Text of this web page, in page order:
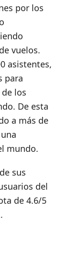
por los
vuelos.
asistentes,
para
los
De esta
a más de
mundo.
sus
del
de 4.6/5